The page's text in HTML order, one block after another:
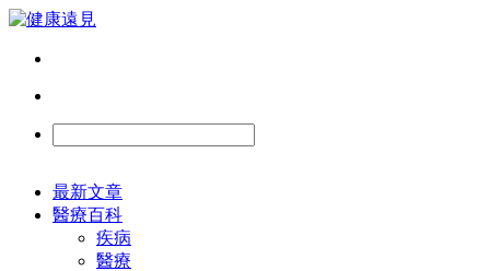
最新文章
醫療百科
疾病
醫療